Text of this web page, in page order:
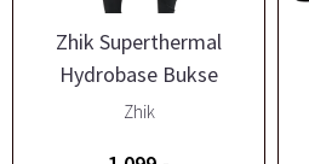
Zhik Superthermal
Hydrobase Bukse
Zhik